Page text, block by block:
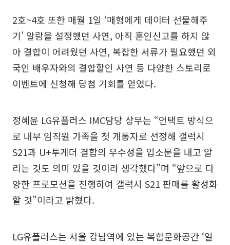
2호~4호 또한 매월 1일 ‘매형에게 데이터 선물해주
기’ 알람을 설정했던 사연, 아직 혼인신고를 하지 않
아 결합이 어려웠던 사연, 복잡한 서류가 필요했던 외
국인 배우자와의 결합할인 사연 등 다양한 스토리로
이벤트에 신청해 당첨 기회를 얻었다.
정혜윤 LG유플러스 IMC담당 상무는 “언택트 방식으
로 내부 임직원 가족을 첫 개통자로 선정해 갤럭시
S21과 U+투게더 결합의 우수성을 입소문을 내고 알
리는 것도 의미 있을 것이라 생각했다”며 “앞으로 다
양한 프로모션을 진행하여 갤럭시 S21 판매를 활성화
할 것”이라고 밝혔다.
LG유플러스는 서울 강남역에 있는 복합문화공간 ‘일